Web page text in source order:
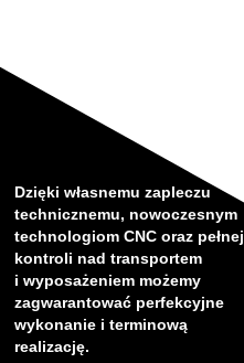
Dzięki własnemu zapleczu
technicznemu, nowoczesnym
technologiom CNC oraz pełnej
kontroli nad transportem
i wyposażeniem możemy
zagwarantować perfekcyjne
wykonanie i terminową
realizację.